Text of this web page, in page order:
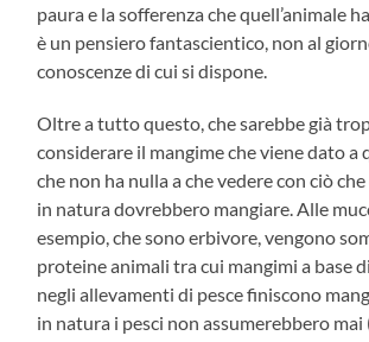
paura e la sofferenza che quell’animale
è un pensiero fantascientico, non al
conoscenze di cui si dispone.
Oltre a tutto questo, che sarebbe già
considerare il mangime che viene dato a
che non ha nulla a che vedere con ciò
in natura dovrebbero mangiare. Alle
esempio, che sono erbivore, vengono
proteine animali tra cui mangimi a base
negli allevamenti di pesce finiscono
in natura i pesci non assumerebbero